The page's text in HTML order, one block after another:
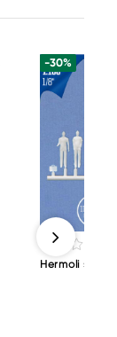
-30%
Hermoli